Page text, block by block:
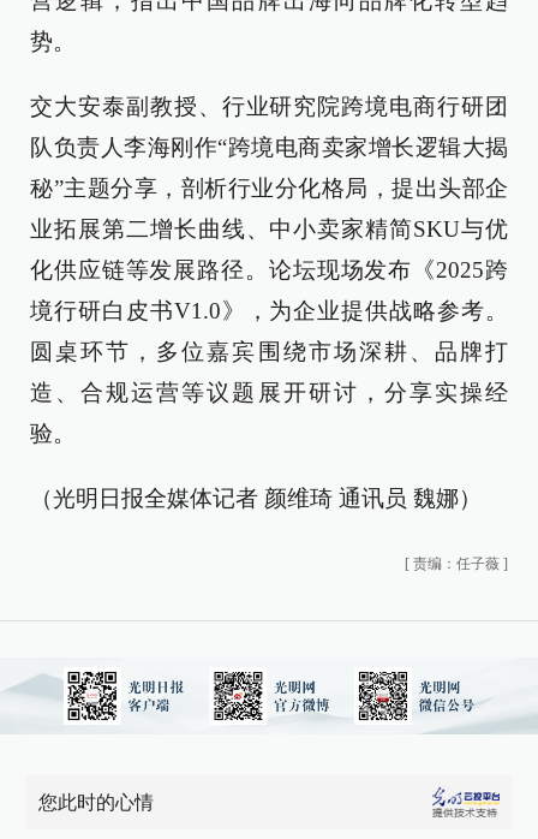
势。
交大安泰副教授、行业研究院跨境电商行研团
队负责人李海刚作“跨境电商卖家增长逻辑大揭
秘”主题分享，剖析行业分化格局，提出头部企
业拓展第二增长曲线、中小卖家精简SKU与优
化供应链等发展路径。论坛现场发布《2025跨
境行研白皮书V1.0》，为企业提供战略参考。
圆桌环节，多位嘉宾围绕市场深耕、品牌打
造、合规运营等议题展开研讨，分享实操经
验。
（光明日报全媒体记者 颜维琦 通讯员 魏娜）
[ 责编：任子薇 ]
您此时的心情